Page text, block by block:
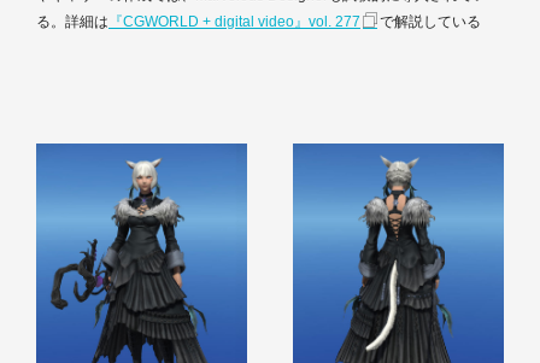
る。詳細は 『CGWORLD + digital video』vol. 277 で解説している